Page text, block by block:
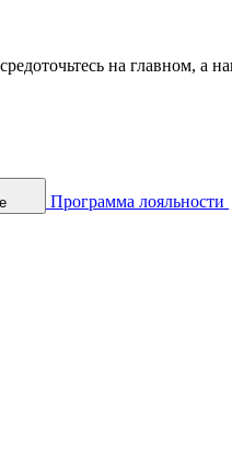
на главном, а
Программа лояльности